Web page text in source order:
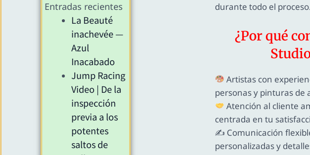
Entradas recientes
La Beauté
inachevée —
Azul
Inacabado
Jump Racing
Video | De la
inspección
previa a los
potentes
saltos de
durante todo el
¿Por qué
Artistas con
personas y pinturas de
Atención al cliente
centrada en tu
✍️ Comunicación
personalizadas y